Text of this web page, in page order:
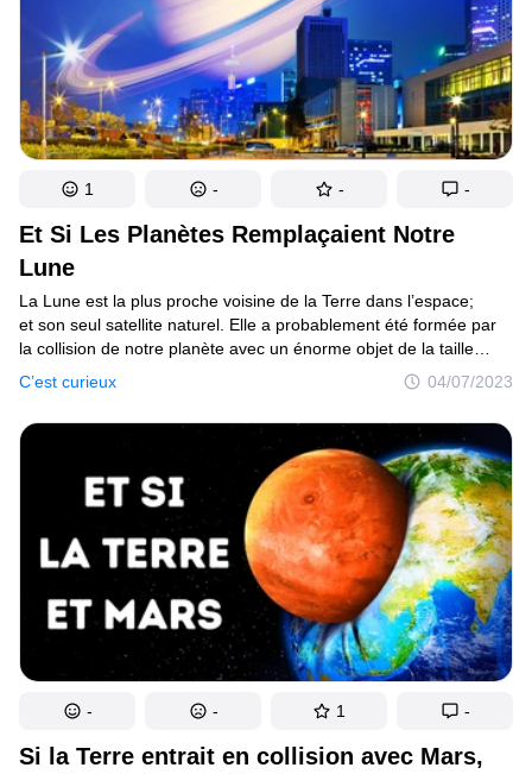
Et Si Les Planètes Remplaçaient Notre
Lune
C’est curieux 04/07/2023
La Lune est la plus proche voisine de la Terre dans l’espace;
et son seul satellite naturel. Elle a probablement été formée par
la collision de notre planète avec un énorme objet de la taille
de Mars, il y a des milliards d’années. Je n’étais pas
là à l’époque. Cette catastrophe a transformé la Terre en une
boule de roche en fusion brûlante. Et elle a également envoyé
de la matière dans son orbite, créant ainsi la Lune. Maintenant,
cette sphère recouverte de cratères tourne autour de notre
planète. Elle provoque des marées hautes et basses partout sur
le globe. Faisant un peu plus d’un quart de la taille de la Terre,
c’est le cinquième plus grand satellite naturel du système solaire.
La Lune connaît plusieurs phases : nouvelle lune, pleine lune
et croissant, premier et dernier quartier, par exemple. Mais quel
que soit l’aspect de notre satellite, tu le trouveras toujours dans
le ciel nocturne et parfois même pendant la journée.
1 - - -
Si la Terre entrait en collision avec Mars,
- - 1 -